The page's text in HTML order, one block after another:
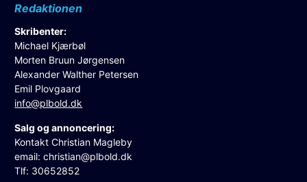
Redaktionen
Skribenter:
Michael Kjærbøl
Morten Bruun Jørgensen
Alexander Walther Petersen
Emil Plovgaard
info@plbold.dk
Salg og annoncering:
Kontakt Christian Magleby
email:christian@plbold.dk
Tlf: 30652852